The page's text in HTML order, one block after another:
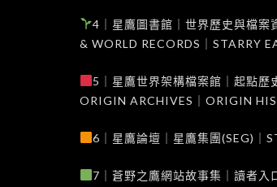
4｜星鷹圖書館｜世界歷史與檔
& WORLD RECORDS｜STARRY
5｜星鷹世界架構檔案館｜起點歷
ORIGIN ARCHIVES｜ORIGIN
6｜星鷹論壇｜星鷹集團(SEG)｜
7｜蒼野之鷹網站故事集｜讀者